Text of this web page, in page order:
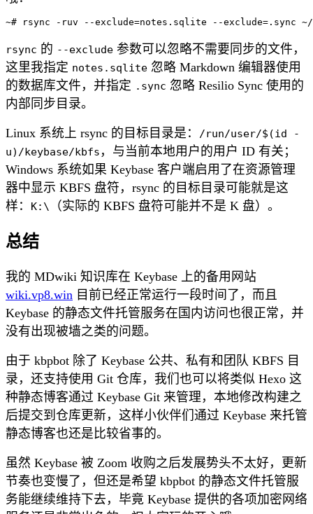
rsync 的 --exclude 参数可以忽略不需要同步的文件，
这里我指定 notes.sqlite 忽略 Markdown 编辑器使用
的数据库文件，并指定 .sync 忽略 Resilio Sync 使用的
内部同步目录。
Linux 系统上 rsync 的目标目录是：
/run/user/$(id -
u)/keybase/kbfs ，与当前本地用户的用户 ID 有关；
Windows 系统如果 Keybase 客户端启用了在资源管理
器中显示 KBFS 盘符，rsync 的目标目录可能就是这
样：
K:\ （实际的 KBFS 盘符可能并不是 K 盘）。
总结
我的 MDwiki 知识库在 Keybase 上的备用网站
wiki.vp8.win 目前已经正常运行一段时间了，而且
Keybase 的静态文件托管服务在国内访问也很正常，并
没有出现被墙之类的问题。
由于 kbpbot 除了 Keybase 公共、私有和团队 KBFS 目
录，还支持使用 Git 仓库，我们也可以将类似 Hexo 这
种静态博客通过 Keybase Git 来管理，本地修改构建之
后提交到仓库更新，这样小伙伴们通过 Keybase 来托管
静态博客也还是比较省事的。
虽然 Keybase 被 Zoom 收购之后发展势头不太好，更新
节奏也变慢了，但还是希望 kbpbot 的静态文件托管服
务能继续维持下去，毕竟 Keybase 提供的各项加密网络